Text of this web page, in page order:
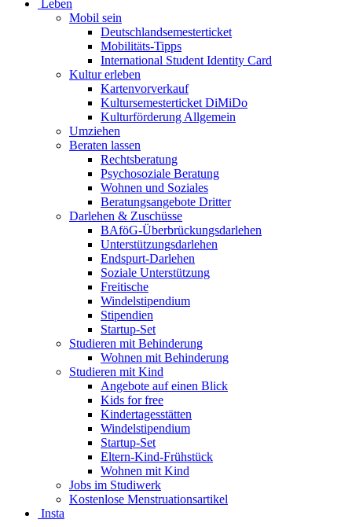
Leben
Mobil sein
Deutschlandsemesterticket
Mobilitäts-Tipps
International Student Identity Card
Kultur erleben
Kartenvorverkauf
Kultursemesterticket DiMiDo
Kulturförderung Allgemein
Umziehen
Beraten lassen
Rechtsberatung
Psychosoziale Beratung
Wohnen und Soziales
Beratungsangebote Dritter
Darlehen & Zuschüsse
BAföG-Überbrückungsdarlehen
Unterstützungsdarlehen
Endspurt-Darlehen
Soziale Unterstützung
Freitische
Windelstipendium
Stipendien
Startup-Set
Studieren mit Behinderung
Wohnen mit Behinderung
Studieren mit Kind
Angebote auf einen Blick
Kids for free
Kindertagesstätten
Windelstipendium
Startup-Set
Eltern-Kind-Frühstück
Wohnen mit Kind
Jobs im Studiwerk
Kostenlose Menstruationsartikel
Insta